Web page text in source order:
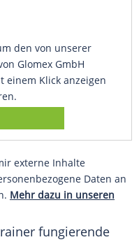
den von unserer
Glomex GmbH
einem Klick anzeigen
externe Inhalte
Daten an
Mehr dazu in unseren
fungierende